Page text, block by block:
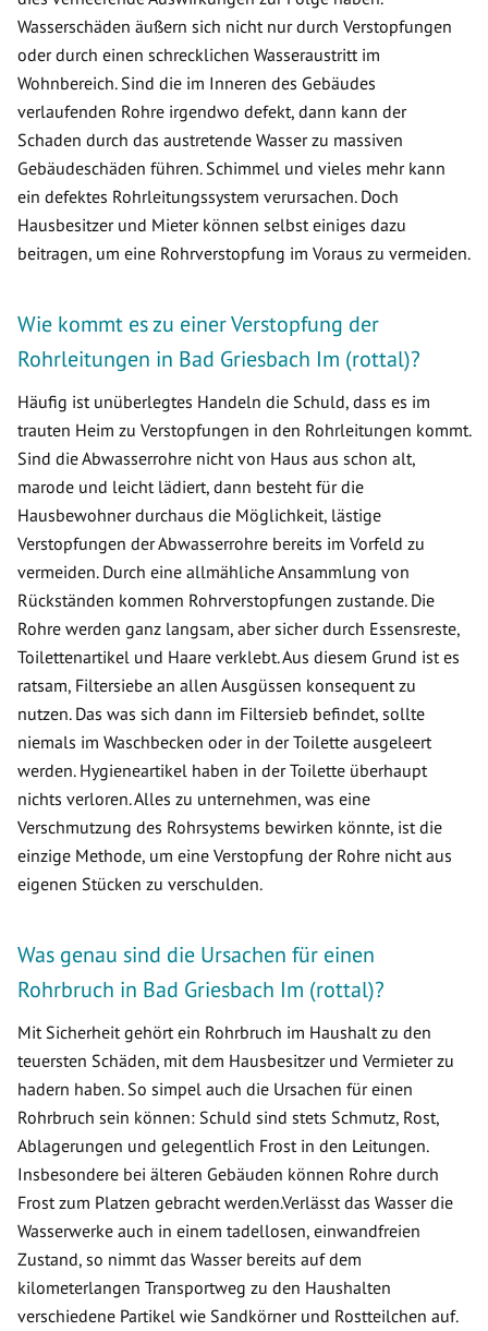
Wasserschäden äußern sich nicht nur durch Verstopfungen
oder durch einen schrecklichen Wasseraustritt im
Wohnbereich. Sind die im Inneren des Gebäudes
verlaufenden Rohre irgendwo defekt, dann kann der
Schaden durch das austretende Wasser zu massiven
Gebäudeschäden führen. Schimmel und vieles mehr kann
ein defektes Rohrleitungssystem verursachen. Doch
Hausbesitzer und Mieter können selbst einiges dazu
beitragen, um eine Rohrverstopfung im Voraus zu vermeiden.
Wie kommt es zu einer Verstopfung der
Rohrleitungen in Bad Griesbach Im (rottal)?
Häufig ist unüberlegtes Handeln die Schuld, dass es im
trauten Heim zu Verstopfungen in den Rohrleitungen kommt.
Sind die Abwasserrohre nicht von Haus aus schon alt,
marode und leicht lädiert, dann besteht für die
Hausbewohner durchaus die Möglichkeit, lästige
Verstopfungen der Abwasserrohre bereits im Vorfeld zu
vermeiden. Durch eine allmähliche Ansammlung von
Rückständen kommen Rohrverstopfungen zustande. Die
Rohre werden ganz langsam, aber sicher durch Essensreste,
Toilettenartikel und Haare verklebt. Aus diesem Grund ist es
ratsam, Filtersiebe an allen Ausgüssen konsequent zu
nutzen. Das was sich dann im Filtersieb befindet, sollte
niemals im Waschbecken oder in der Toilette ausgeleert
werden. Hygieneartikel haben in der Toilette überhaupt
nichts verloren. Alles zu unternehmen, was eine
Verschmutzung des Rohrsystems bewirken könnte, ist die
einzige Methode, um eine Verstopfung der Rohre nicht aus
eigenen Stücken zu verschulden.
Was genau sind die Ursachen für einen
Rohrbruch in Bad Griesbach Im (rottal)?
Mit Sicherheit gehört ein Rohrbruch im Haushalt zu den
teuersten Schäden, mit dem Hausbesitzer und Vermieter zu
hadern haben. So simpel auch die Ursachen für einen
Rohrbruch sein können: Schuld sind stets Schmutz, Rost,
Ablagerungen und gelegentlich Frost in den Leitungen.
Insbesondere bei älteren Gebäuden können Rohre durch
Frost zum Platzen gebracht werden.Verlässt das Wasser die
Wasserwerke auch in einem tadellosen, einwandfreien
Zustand, so nimmt das Wasser bereits auf dem
kilometerlangen Transportweg zu den Haushalten
verschiedene Partikel wie Sandkörner und Rostteilchen auf.